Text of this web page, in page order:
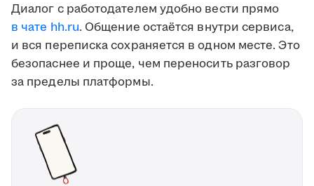
Диалог с работодателем удобно вести прямо
в чате hh.ru. Общение остаётся внутри сервиса,
и вся переписка сохраняется в одном месте. Это
безопаснее и проще, чем переносить разговор
за пределы платформы.